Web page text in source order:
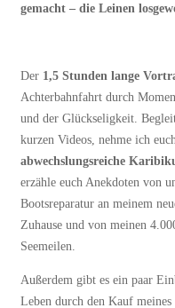
gemacht – die Leinen
Der 1,5 Stunden lange
Achterbahnfahrt durch
und der Glückseligkeit.
kurzen Videos, nehme ich
abwechslungsreiche
erzähle euch Anekdoten von
Bootsreparatur an meinem
Zuhause und von meinen
Seemeilen.
Außerdem gibt es ein paar
Leben durch den Kauf meines